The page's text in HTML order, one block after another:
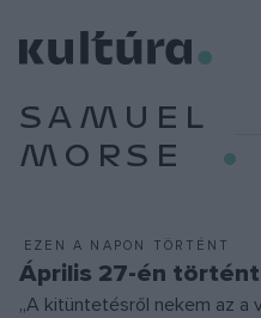
SAMUEL
MORSE
EZEN A NAPON TÖRTÉNT
Április 27-én történt
„A kitüntetésről nekem az a